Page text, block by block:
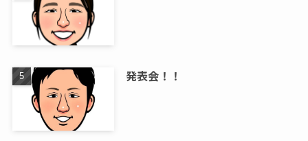
発表会！！